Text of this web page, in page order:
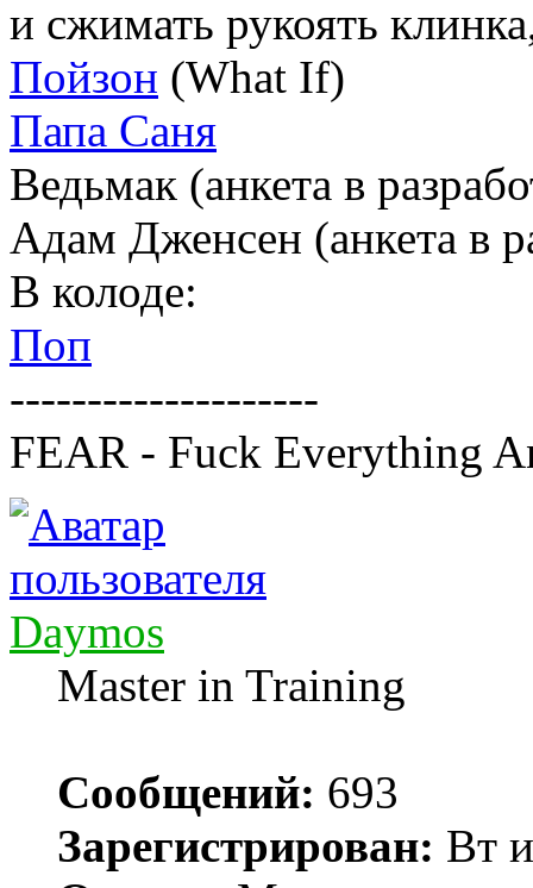
и сжимать рукоять
Пойзон (What If)
Папа Саня
Ведьмак (анкета в
Адам Дженсен (анкета в
В колоде:
Поп
--------------------
FEAR - Fuck Everything
Daymos
Master in Training
Сообщений: 693
Зарегистрирован: Вт